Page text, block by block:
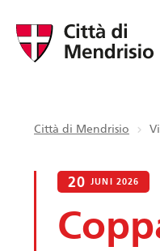
Città di Mendrisio
20 JUNI 2026